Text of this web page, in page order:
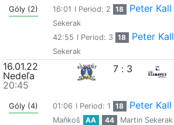
Góly (2) 16:01 I Period: 2 18 Peter Kall
Sekerak
42:55 I Period: 3 18 Peter Kall
Sekerak
16.01.22
Nedeľa
20:45
7 : 3
Góly (4) 01:06 I Period: 1 18 Peter Kall
Maňkoš
AA 44
Martin Sekerak